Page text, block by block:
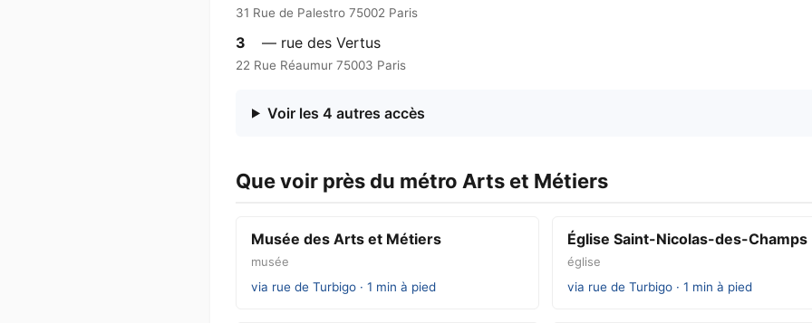
31 Rue de Palestro 75002 Paris
3 — rue des Vertus
22 Rue Réaumur 75003 Paris
Voir les 4 autres accès
Que voir près du métro Arts et Métiers
Musée des Arts et Métiers
musée
via rue de Turbigo · 1 min à pied
Église Saint-Nicolas-des-Champs
église
via rue de Turbigo · 1 min à pied